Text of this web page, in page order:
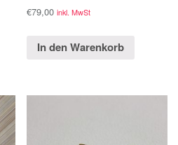
€79,00 inkl. MwSt
In den Warenkorb